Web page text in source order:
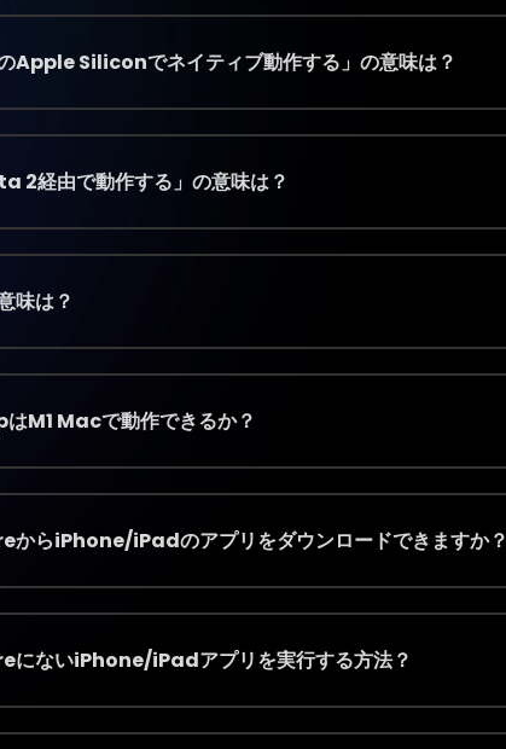
のApple Siliconでネイティブ動作する」の意味は？
2経由で動作する」の意味は？
味は？
M1 Macで動作できるか？
らiPhone/iPadのアプリをダウンロードできますか？
にないiPhone/iPadアプリを実行する方法？